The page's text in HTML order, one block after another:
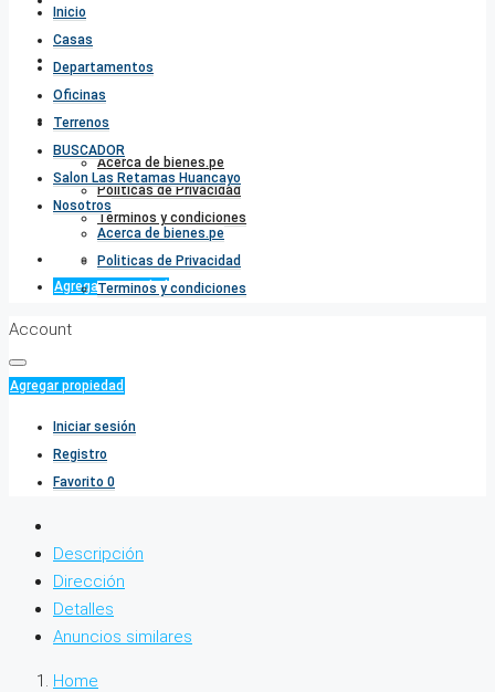
Salon Las Retamas Huancayo
Nosotros
Acerca de bienes.pe
Politicas de Privacidad
Terminos y condiciones
Favorito0
Agregar propiedad
Inicio
Casas
Departamentos
Oficinas
Terrenos
BUSCADOR
Salon Las Retamas Huancayo
Nosotros
Acerca de bienes.pe
Politicas de Privacidad
Terminos y condiciones
Account
Agregar propiedad
Iniciar sesión
Registro
Favorito 0
Descripción
Dirección
Detalles
Anuncios similares
Home